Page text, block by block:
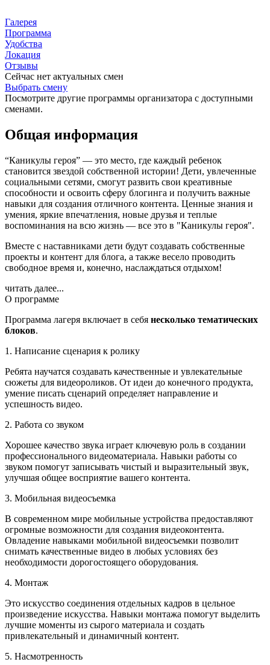
Галерея
Программа
Удобства
Локация
Отзывы
Сейчас нет актуальных смен
Выбрать смену
Посмотрите другие программы организатора с доступными
сменами.
Общая информация
“Каникулы героя” — это место, где каждый ребенок
становится звездой собственной истории! Дети, увлеченные
социальными сетями, смогут развить свои креативные
способности и освоить сферу блогинга и получить важные
навыки для создания отличного контента. Ценные знания и
умения, яркие впечатления, новые друзья и теплые
воспоминания на всю жизнь — все это в "Каникулы героя".
Вместе с наставниками дети будут создавать собственные
проекты и контент для блога, а также весело проводить
свободное время и, конечно, наслаждаться отдыхом!
читать далее...
О программе
Программа лагеря включает в себя несколько тематических
блоков.
1. Написание сценария к ролику
Ребята научатся создавать качественные и увлекательные
сюжеты для видеороликов. От идеи до конечного продукта,
умение писать сценарий определяет направление и
успешность видео.
2. Работа со звуком
Хорошее качество звука играет ключевую роль в создании
профессионального видеоматериала. Навыки работы со
звуком помогут записывать чистый и выразительный звук,
улучшая общее восприятие вашего контента.
3. Мобильная видеосъемка
В современном мире мобильные устройства предоставляют
огромные возможности для создания видеоконтента.
Овладение навыками мобильной видеосъемки позволит
снимать качественные видео в любых условиях без
необходимости дорогостоящего оборудования.
4. Монтаж
Это искусство соединения отдельных кадров в цельное
произведение искусства. Навыки монтажа помогут выделить
лучшие моменты из сырого материала и создать
привлекательный и динамичный контент.
5. Насмотренность